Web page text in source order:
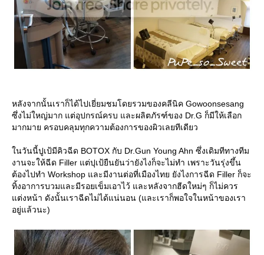
หลังจากนั้นเราก็ได้ไปเยี่ยมชมโดยรวมของคลีนิค Gowoonsesang
ซึ่งไม่ใหญ่มาก แต่อุปกรณ์ครบ และผลิตภัรฑ์ของ Dr.G ก็มีให้เลือก
มากมาย ครอบคลุมทุกความต้องการของผิวเลยทีเดียว
นวันนี้ปูเป้มีคิวฉีด BOTOX กับ Dr.Gun Young Ahn ซึ่งเดิมทีทางทีม
งานจะให้ฉีด Filler แต่ปุเป้ยืนยันว่ายังไงก็จะไม่ทำ เพราะวันรุ่งขึ้น
ต้องไปทำ Workshop และมีงานต่อที่เมืองไทย ยังไงการฉีด Filler ก็จะ
ทิ้งอาการบวมและมีรอยเข็มเอาไว้ และหลังจากฮีดใหม่ๆ ก็ไม่ควร
ต่งหน้า ดังนั้นเราฉีดไม่ได้แน่นอน (และเราก็พอใจในหน้าของเรา
อยู่แล้วนะ)